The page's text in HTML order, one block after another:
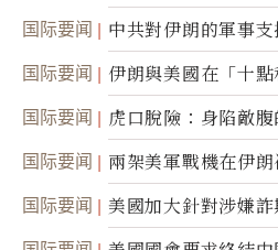
国际要闻
中共對伊朗的軍事
間接技術轉讓
国际要闻 伊朗與美國在「十
国际要闻 虎口脫險：身陷敵
国际要闻
兩架美軍戰機在伊
蹤
国际要闻
美國加大針對涉嫌
民權力度